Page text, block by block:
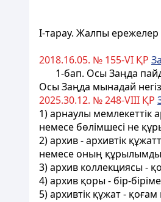
I-тарау. Жалпы ережелер
2018.16.05. № 155-VI ҚР
1-бап. Осы Заңда
Осы Заңда мынадай
2025.30.12. № 248-VIII ҚР
1) арнаулы мемлекеттік
немесе бөлімшесі не
2) архив - архивтік
немесе оның
3) архив коллекциясы -
4) архив қоры - бір-
5) архивтік құжат -